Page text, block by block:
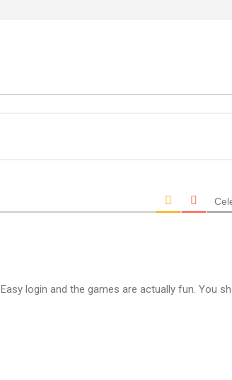
login and the games are actually fun. You